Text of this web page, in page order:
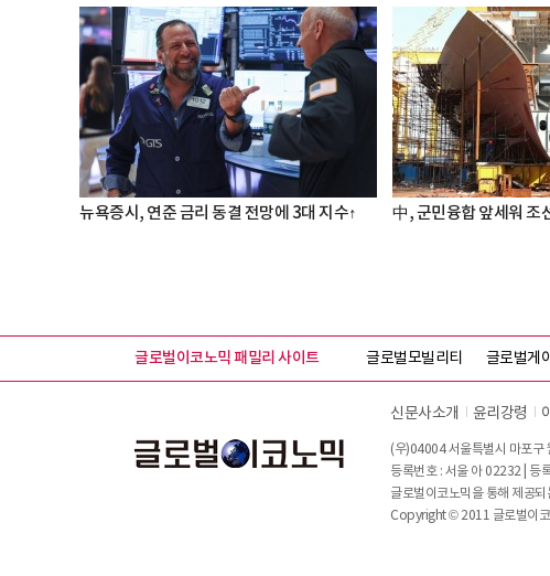
뉴욕증시, 연준 금리 동결 전망에 3대 지수↑ 中, 군민융합 앞세워 조
글로벌이코노믹 패밀리 사이트 글로벌모빌리티 글로벌게
신문사소개 윤리강령
(우)04004 서울특별시 마포구
등록번호 : 서울 아 02232 | 등
글로벌이코노믹을 통해 제공
Copyright © 2011 글로벌이